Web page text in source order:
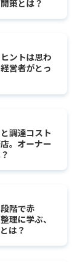
策とは？
ントは思わ
営者がとっ
調達コスト
。オーナー
階で赤
理に学ぶ、
は？